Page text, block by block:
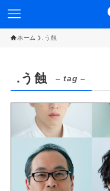
ホーム .う蝕
.う蝕 – tag –